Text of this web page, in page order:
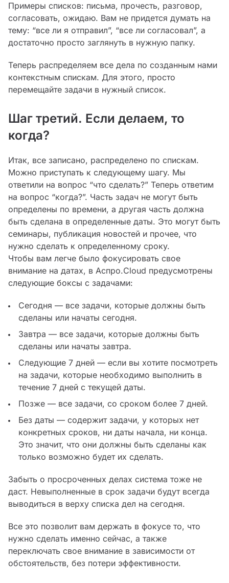
Примеры списков: письма, прочесть, разговор,
согласовать, ожидаю. Вам не придется думать на
тему: “все ли я отправил”, “все ли согласовал”, а
достаточно просто заглянуть в нужную папку.
Теперь распределяем все дела по созданным нами
контекстным спискам. Для этого, просто
перемещайте задачи в нужный список.
Шаг третий. Если делаем, то
когда?
Итак, все записано, распределено по спискам.
Можно приступать к следующему шагу. Мы
ответили на вопрос “что сделать?” Теперь ответим
на вопрос “когда?”. Часть задач не могут быть
определены по времени, а другая часть должна
быть сделана в определенные даты. Это могут быть
семинары, публикация новостей и прочее, что
нужно сделать к определенному сроку.
Чтобы вам легче было фокусировать свое
внимание на датах, в Аспро.Cloud предусмотрены
следующие боксы с задачами:
Сегодня — все задачи, которые должны быть
сделаны или начаты сегодня.
Завтра — все задачи, которые должны быть
сделаны или начаты завтра.
Следующие 7 дней — если вы хотите посмотреть
на задачи, которые необходимо выполнить в
течение 7 дней с текущей даты.
Позже — все задачи, со сроком более 7 дней.
Без даты — содержит задачи, у которых нет
конкретных сроков, ни даты начала, ни конца.
Это значит, что они должны быть сделаны как
только возможно будет их сделать.
Забыть о просроченных делах система тоже не
даст. Невыполненные в срок задачи будут всегда
выводиться в верху списка дел на сегодня.
Все это позволит вам держать в фокусе то, что
нужно сделать именно сейчас, а также
переключать свое внимание в зависимости от
обстоятельств, без потери эффективности.